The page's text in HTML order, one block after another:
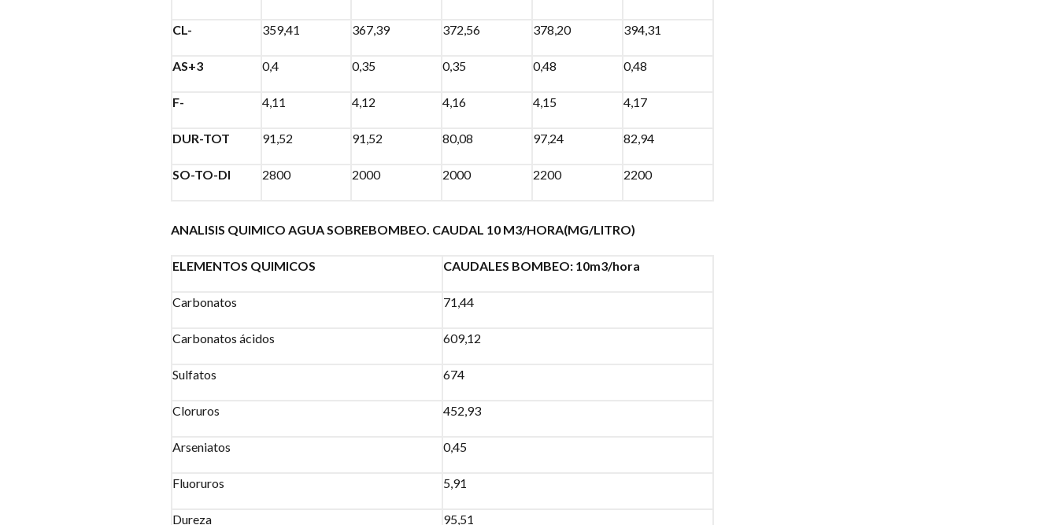
CL- 359,41 367,39 372,56 378,20 394,31
AS+3 0,4 0,35 0,35 0,48 0,48
F- 4,11 4,12 4,16 4,15 4,17
DUR-TOT 91,52 91,52 80,08 97,24 82,94
SO-TO-DI 2800 2000 2000 2200 2200
ANALISIS QUIMICO AGUA SOBREBOMBEO. CAUDAL 10 M3/HORA(MG/LITRO)
ELEMENTOS QUIMICOS CAUDALES BOMBEO: 10m3/hora
Carbonatos 71,44
Carbonatos ácidos 609,12
Sulfatos 674
Cloruros 452,93
Arseniatos 0,45
Fluoruros 5,91
Dureza 95,51